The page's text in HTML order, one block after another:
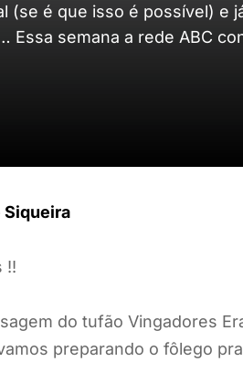
(se é que isso é possível) e
Essa semana a rede ABC
Siqueira
!!
do tufão Vingadores
preparando o fôlego